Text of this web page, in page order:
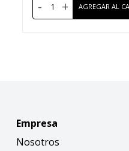
- +
Empresa
Nosotros